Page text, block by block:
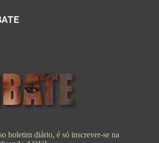
boletim diário, é só inscrever-se na